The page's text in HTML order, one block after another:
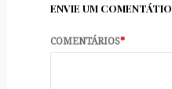
ENVIE UM COMENTÁTIO
COMENTÁRIOS*